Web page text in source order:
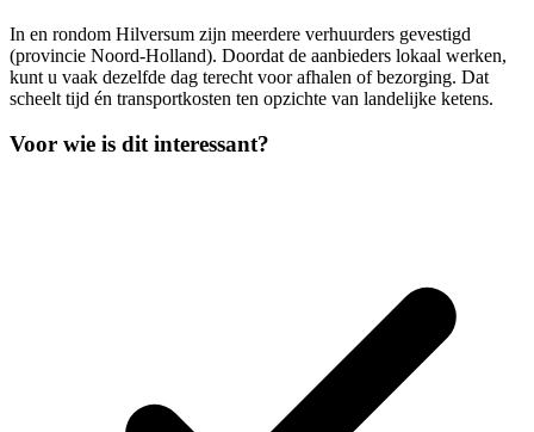
In en rondom Hilversum zijn meerdere verhuurders gevestigd
(provincie Noord-Holland). Doordat de aanbieders lokaal werken,
kunt u vaak dezelfde dag terecht voor afhalen of bezorging. Dat
scheelt tijd én transportkosten ten opzichte van landelijke ketens.
Voor wie is dit interessant?